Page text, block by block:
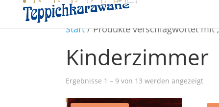
Start/ Produkte verschlagwortet mit
Kinderzimmer
Ergebnisse 1 – 9 von 13 werden angezeigt